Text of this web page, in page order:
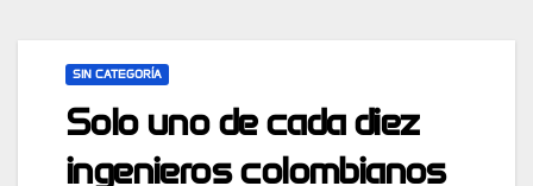
SIN CATEGORÍA
Solo uno de cada diez
ingenieros colombianos